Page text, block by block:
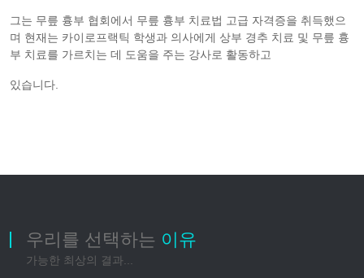
그는 무릎 흉부 협회에서 무릎 흉부 치료법 고급 자격증을 취득했으
며 현재는 카이로프랙틱 학생과 의사에게 상부 경추 치료 및 무릎 흉
부 치료를 가르치는 데 도움을 주는 강사로 활동하고
있습니다.
우리를 선택하는 이유
가능한 최상의 결과...